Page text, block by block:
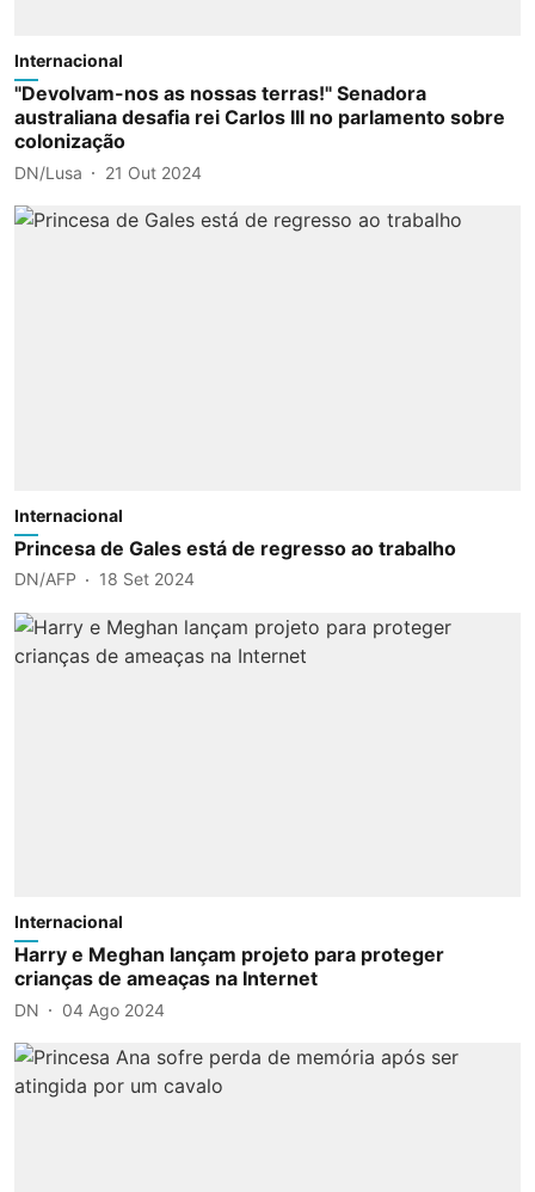
Internacional
"Devolvam-nos as nossas terras!" Senadora
australiana desafia rei Carlos III no parlamento sobre
colonização
DN/Lusa 21 Out 2024
Internacional
Princesa de Gales está de regresso ao trabalho
DN/AFP 18 Set 2024
Internacional
Harry e Meghan lançam projeto para proteger
crianças de ameaças na Internet
DN 04 Ago 2024